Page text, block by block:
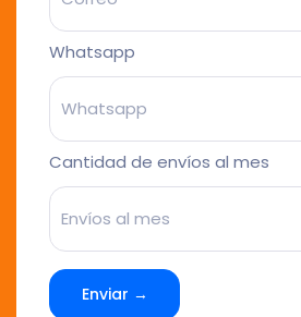
Whatsapp
Cantidad de envíos al mes
Enviar →